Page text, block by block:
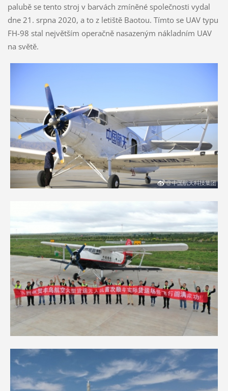
palubě se tento stroj v barvách zmíněné společnosti vydal
dne 21. srpna 2020, a to z letiště Baotou. Tímto se UAV typu
FH-98 stal největším operačně nasazeným nákladním UAV
na světě.